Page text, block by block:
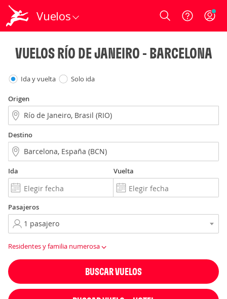
Vuelos Login
VUELOS RÍO DE JANEIRO - BARCELONA
Ida y vuelta Solo ida
Origen
Destino
Ida Vuelta
Pasajeros
Residentes y familia numerosa
BUSCAR VUELOS